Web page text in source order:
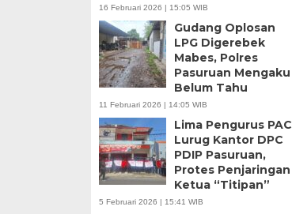
16 Februari 2026 | 15:05 WIB
Gudang Oplosan
LPG Digerebek
Mabes, Polres
Pasuruan Mengaku
Belum Tahu
11 Februari 2026 | 14:05 WIB
Lima Pengurus PAC
Lurug Kantor DPC
PDIP Pasuruan,
Protes Penjaringan
Ketua “Titipan”
5 Februari 2026 | 15:41 WIB